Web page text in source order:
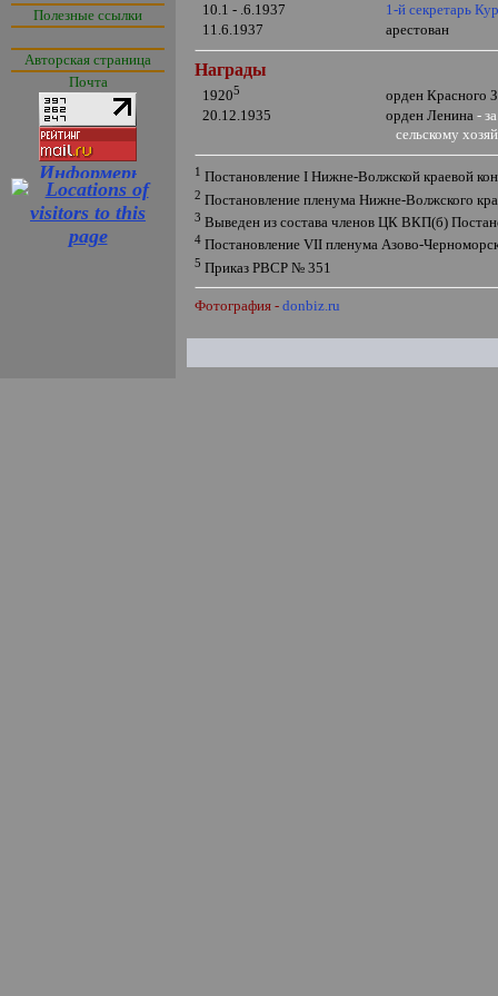
Полезные ссылки
Авторская страница
Почта
10.1 - .6.1937
1-й секретарь
11.6.1937
арестован
Награды
19205
орден Красного
20.12.1935
орден Ленина-
сельскому
1ПостановлениеI Нижне-Волжской краевой
2 Постановление пленума Нижне-Волжского
3 Выведен из состава членов ЦК ВКП(б)
4 ПостановлениеVII пленума Азово-
5 Приказ РВСР № 351
Фотография - donbiz.ru